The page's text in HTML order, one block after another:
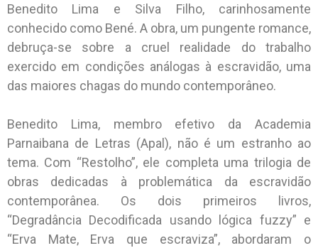
Benedito Lima e Silva Filho, carinhosamente
conhecido como Bené. A obra, um pungente romance,
debruça-se sobre a cruel realidade do trabalho
exercido em condições análogas à escravidão, uma
das maiores chagas do mundo contemporâneo.
Benedito Lima, membro efetivo da Academia
Parnaibana de Letras (Apal), não é um estranho ao
tema. Com “Restolho”, ele completa uma trilogia de
obras dedicadas à problemática da escravidão
contemporânea. Os dois primeiros livros,
“Degradância Decodificada usando lógica fuzzy” e
“Erva Mate, Erva que escraviza”, abordaram o